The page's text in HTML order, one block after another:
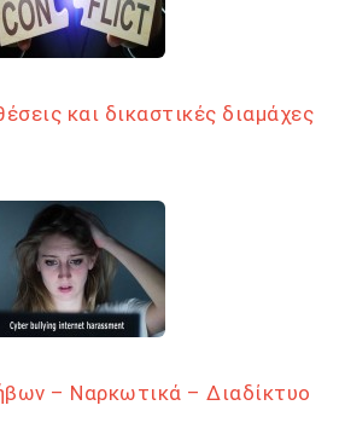
και δικαστικές διαμάχες
– Ναρκωτικά – Διαδίκτυο